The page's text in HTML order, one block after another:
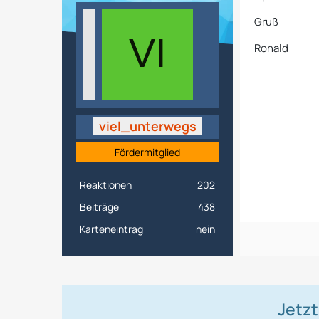
viel_unterwegs
Fördermitglied
Reaktionen
202
Beiträge
438
Karteneintrag
nein
Gruß
Ronald